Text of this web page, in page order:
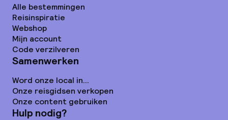
Alle bestemmingen
Reisinspiratie
Webshop
Mijn account
Code verzilveren
Samenwerken
Word onze local in...
Onze reisgidsen verkopen
Onze content gebruiken
Hulp nodig?